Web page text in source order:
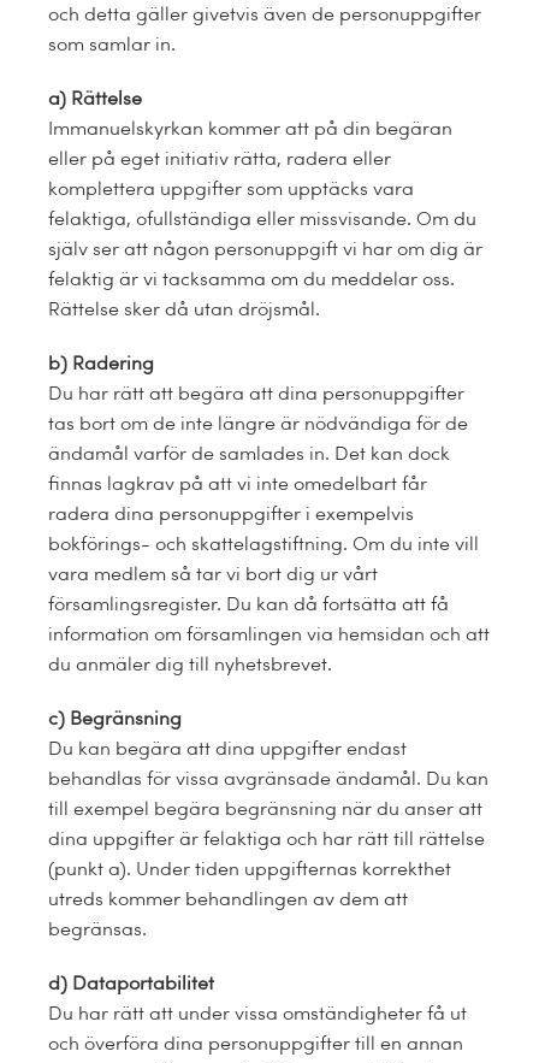
och detta gäller givetvis även de personuppgifter
som samlar in.
a) Rättelse
Immanuelskyrkan kommer att på din begäran
eller på eget initiativ rätta, radera eller
komplettera uppgifter som upptäcks vara
felaktiga, ofullständiga eller missvisande. Om du
själv ser att någon personuppgift vi har om dig är
felaktig är vi tacksamma om du meddelar oss.
Rättelse sker då utan dröjsmål.
b) Radering
Du har rätt att begära att dina personuppgifter
tas bort om de inte längre är nödvändiga för de
ändamål varför de samlades in. Det kan dock
finnas lagkrav på att vi inte omedelbart får
radera dina personuppgifter i exempelvis
bokförings- och skattelagstiftning. Om du inte vill
vara medlem så tar vi bort dig ur vårt
församlingsregister. Du kan då fortsätta att få
information om församlingen via hemsidan och att
du anmäler dig till nyhetsbrevet.
c) Begränsning
Du kan begära att dina uppgifter endast
behandlas för vissa avgränsade ändamål. Du kan
till exempel begära begränsning när du anser att
dina uppgifter är felaktiga och har rätt till rättelse
(punkt a). Under tiden uppgifternas korrekthet
utreds kommer behandlingen av dem att
begränsas.
d) Dataportabilitet
Du har rätt att under vissa omständigheter få ut
och överföra dina personuppgifter till en annan